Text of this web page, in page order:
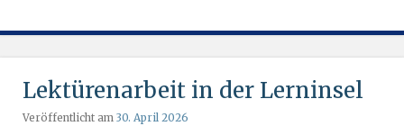
Lektürenarbeit in der Lerninsel
Veröffentlicht am 30. April 2026